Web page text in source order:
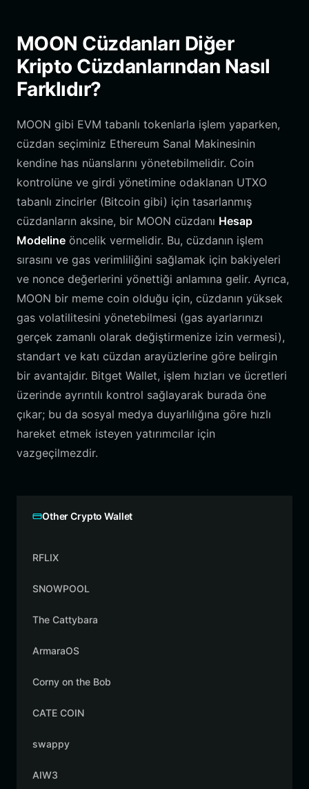
MOON Cüzdanları Diğer
Kripto Cüzdanlarından Nasıl
Farklıdır?
MOON gibi EVM tabanlı tokenlarla işlem yaparken,
cüzdan seçiminiz Ethereum Sanal Makinesinin
kendine has nüanslarını yönetebilmelidir. Coin
kontrolüne ve girdi yönetimine odaklanan UTXO
tabanlı zincirler (Bitcoin gibi) için tasarlanmış
cüzdanların aksine, bir MOON cüzdanı Hesap
Modeline öncelik vermelidir. Bu, cüzdanın işlem
sırasını ve gas verimliliğini sağlamak için bakiyeleri
ve nonce değerlerini yönettiği anlamına gelir. Ayrıca,
MOON bir meme coin olduğu için, cüzdanın yüksek
gas volatilitesini yönetebilmesi (gas ayarlarınızı
gerçek zamanlı olarak değiştirmenize izin vermesi),
standart ve katı cüzdan arayüzlerine göre belirgin
bir avantajdır. Bitget Wallet, işlem hızları ve ücretleri
üzerinde ayrıntılı kontrol sağlayarak burada öne
çıkar; bu da sosyal medya duyarlılığına göre hızlı
hareket etmek isteyen yatırımcılar için
vazgeçilmezdir.
Other Crypto Wallet
RFLIX
SNOWPOOL
The Cattybara
ArmaraOS
Corny on the Bob
CATE COIN
swappy
AIW3